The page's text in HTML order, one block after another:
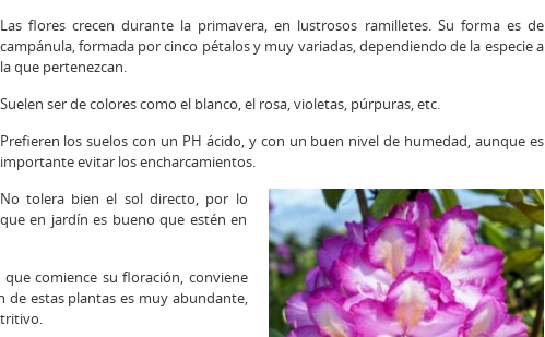
Las flores crecen durante la primavera, en lustrosos ramilletes. Su forma es de
campánula, formada por cinco pétalos y muy variadas, dependiendo de la especie a
la que pertenezcan.
Suelen ser de colores como el blanco, el rosa, violetas, púrpuras, etc.
Prefieren los suelos con un PH ácido, y con un buen nivel de humedad, aunque es
importante evitar los encharcamientos.
No tolera bien el sol directo, por lo
que en jardín es bueno que estén en
comience su floración, conviene
de estas plantas es muy abundante,